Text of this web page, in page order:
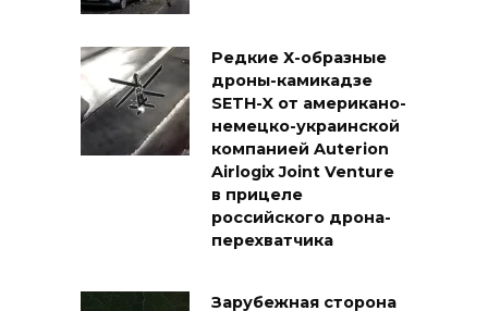
Редкие Х-образные
дроны-камикадзе
SETH-X от американо-
немецко-украинской
компанией Auterion
Airlogix Joint Venture
в прицеле
российского дрона-
перехватчика
Зарубежная сторона